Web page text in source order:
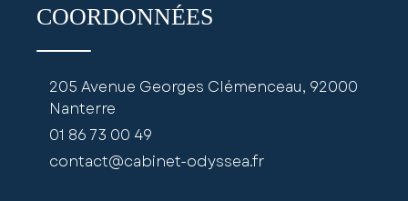
COORDONNÉES
205 Avenue Georges Clémenceau, 92000
Nanterre
01 86 73 00 49
contact@cabinet-odyssea.fr